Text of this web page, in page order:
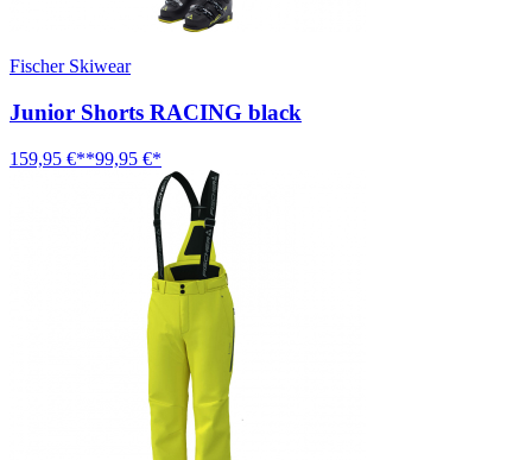
Fischer Skiwear
Junior Shorts RACING black
159,95 €**99,95 €*